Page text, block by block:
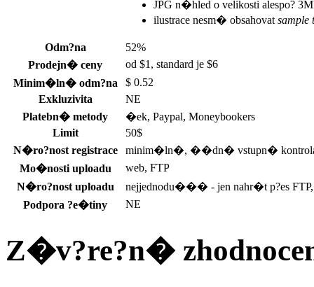
JPG n�hled o velikosti alespo?
ilustrace nesm� obsahovat sample
Odm?na
52%
Prodejn� ceny
od $1, standard je $6
Minim�ln� odm?na
$ 0.52
Exkluzivita
NE
Platebn� metody
�ek, Paypal, Moneybookers
Limit
50$
N�ro?nost registrace
minim�ln�, ��dn� vstupn�
Mo�nosti uploadu
web, FTP
N�ro?nost uploadu
nejjednodu��� - jen nahr�t p?es
Podpora ?e�tiny
NE
Z�v?re?n�